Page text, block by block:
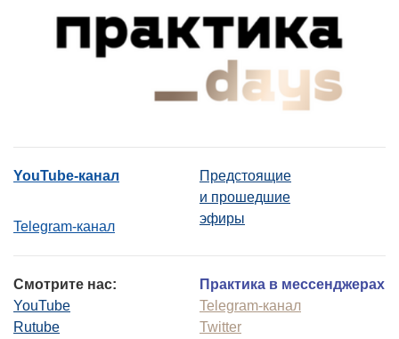
YouTube-канал
Telegram-канал
Предстоящие
и прошедшие
эфиры
Смотрите нас:
YouTube
Rutube
Практика в мессенджерах
Telegram-канал
Twitter